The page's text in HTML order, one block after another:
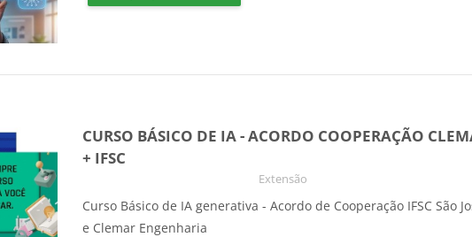
CURSO BÁSICO DE IA - ACORDO COOPERAÇÃO
+ IFSC
Categoria do curso
Extensão
Curso Básico de IA generativa - Acordo de Cooperação IFSC São
e Clemar Engenharia